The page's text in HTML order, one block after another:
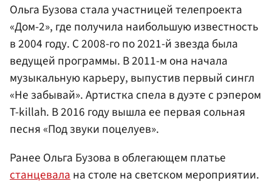
Ольга Бузова стала участницей телепроекта
«Дом-2», где получила наибольшую известность
в 2004 году. С 2008-го по 2021-й звезда была
ведущей программы. В 2011-м она начала
музыкальную карьеру, выпустив первый сингл
«Не забывай». Артистка спела в дуэте с рэпером
T-killah. В 2016 году вышла ее первая сольная
песня «Под звуки поцелуев».
Ранее Ольга Бузова в облегающем платье
станцевалана столе на светском мероприятии.